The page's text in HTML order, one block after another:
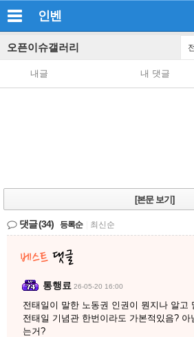
인벤
오픈이슈갤러리
내글 내 댓글
[본문 보기]
댓글(34) 등록순 최신순
통행료 26-05-20 16:00
전태일이 말한 노동권 인권이 뭔지나 알고
전태일 기념관 한번이라도 가본적있음?
는거?